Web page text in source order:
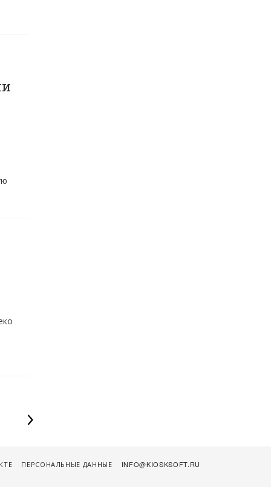
ПЕРСОНАЛЬНЫЕ ДАННЫЕ INFO@KIOSKSOFT.RU